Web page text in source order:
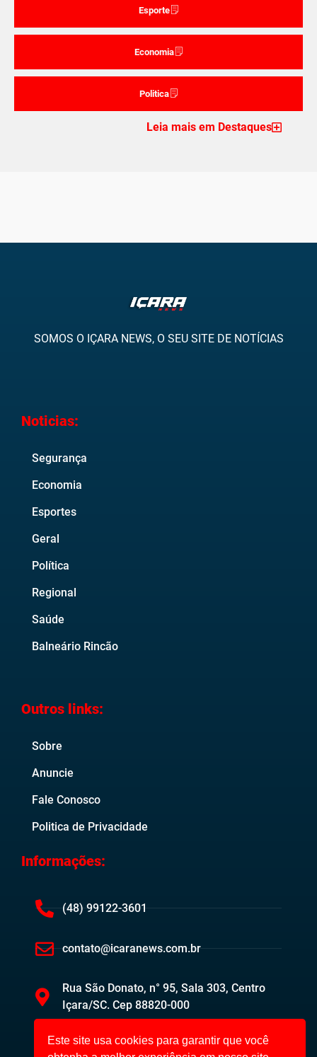
Esporte
Economia
Politica
Leia mais em Destaques
SOMOS O IÇARA NEWS, O SEU SITE DE NOTÍCIAS
Noticias:
Segurança
Economia
Esportes
Geral
Política
Regional
Saúde
Balneário Rincão
Outros links:
Sobre
Anuncie
Fale Conosco
Politica de Privacidade
Informações:
(48) 99122-3601
contato@icaranews.com.br
Rua São Donato, n° 95, Sala 303, Centro
Içara/SC. Cep 88820-000
Este site usa cookies para garantir que você